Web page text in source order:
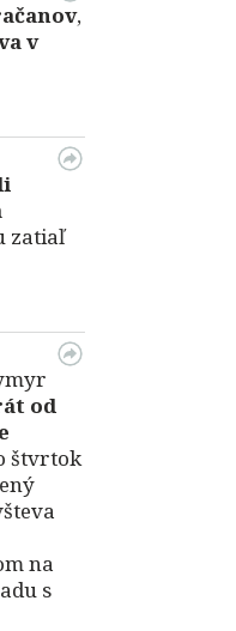
,
v
zatiaľ
od
štvrtok
na
s